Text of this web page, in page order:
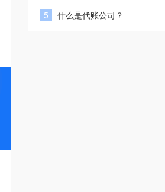
5
什么是代账公司？